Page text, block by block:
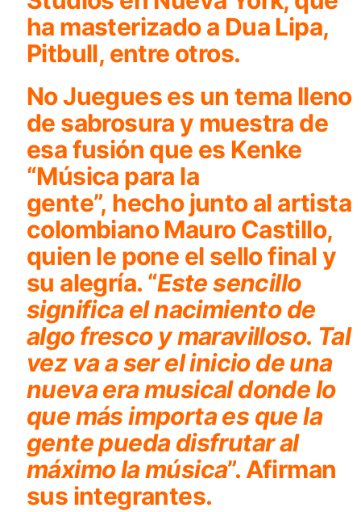
ha masterizado a Dua Lipa,
Pitbull, entre otros.
No Juegueses un tema lleno
de sabrosura y muestra de
esa fusión que es Kenke
“Música para la
gente”, hecho junto al artista
colombiano Mauro Castillo,
quien le pone el sello final y
su alegría. “Este sencillo
significa el nacimiento de
algo fresco y maravilloso. Tal
vez va a ser el inicio de una
nueva era musical donde lo
que más importa es que la
gente pueda disfrutar al
máximo la música”. Afirman
sus integrantes.